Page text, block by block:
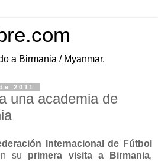
a Birmania / Myanmar.
2011
una academia de
Internacional de Fútbol
su primera visita a Birmania,